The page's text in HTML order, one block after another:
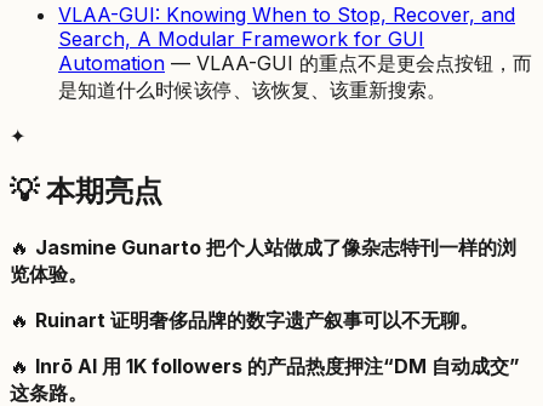
VLAA-GUI: Knowing When to Stop, Recover, and
Search, A Modular Framework for GUI
Automation — VLAA-GUI 的重点不是更会点按钮，而
是知道什么时候该停、该恢复、该重新搜索。
✦
💡 本期亮点
🔥 Jasmine Gunarto 把个人站做成了像杂志特刊一样的浏
览体验。
🔥 Ruinart 证明奢侈品牌的数字遗产叙事可以不无聊。
🔥 Inrō AI 用 1K followers 的产品热度押注“DM 自动成交”
这条路。